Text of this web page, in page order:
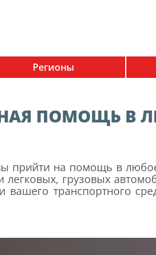
Регионы
ПОМОЩЬ В
прийти на помощь в
грузовых
транспортного